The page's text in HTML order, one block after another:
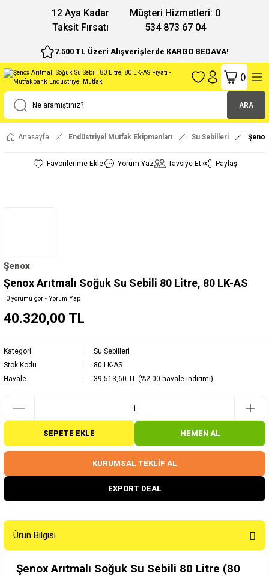
12 Aya Kadar
Taksit Fırsatı
Müşteri Hizmetleri: 0
534 873 67 04
7.500 TL Üzeri Alışverişlerde KARGO BEDAVA!
ARA
()
Anasayfa Endüstriyel Mutfak Ekipmanları Su Sebilleri
Yorum Yaz Tavsiye Et Paylaş
Şenox
Şenox Arıtmalı Soğuk Su Sebili 80 Litre, 80 LK-AS
0 yorumu gör - Yorum Yap
40.320,00 TL
Kategori
Su Sebilleri
Stok Kodu
80 LK-AS
Havale
39.513,60 TL (%2,00 havale indirimi)
SEPETE EKLE HEMEN AL
KURUMSAL TEKLİF AL
EXPORT DEAL
Ürün Bilgisi
Şenox Arıtmalı Soğuk Su Sebili 80 Litre (80